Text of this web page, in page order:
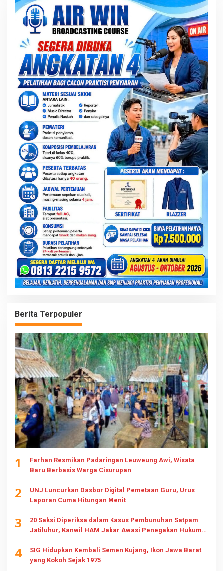
Berita Terpopuler
1
Farhan Resmikan Padaringan Leuweung Awi, Wisata
Baru Berbasis Warga Cisurupan
2
UNJ Luncurkan Dasbor Digital Pemetaan Guru, Urus
Laporan Cuma Hitungan Menit
3
20 Saksi Diperiksa dalam Kasus Pembunuhan Satpam
Jatiluhur, Kanwil HAM Jabar Awasi Penegakan Hukum
4
SIG Hidupkan Kembali Semen Kujang, Ikon Jawa Barat
yang Kokoh Sejak 1975